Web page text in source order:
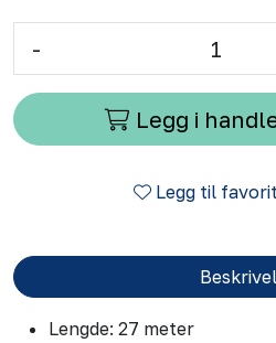
-
Legg i
Legg til
Lengde: 27 meter